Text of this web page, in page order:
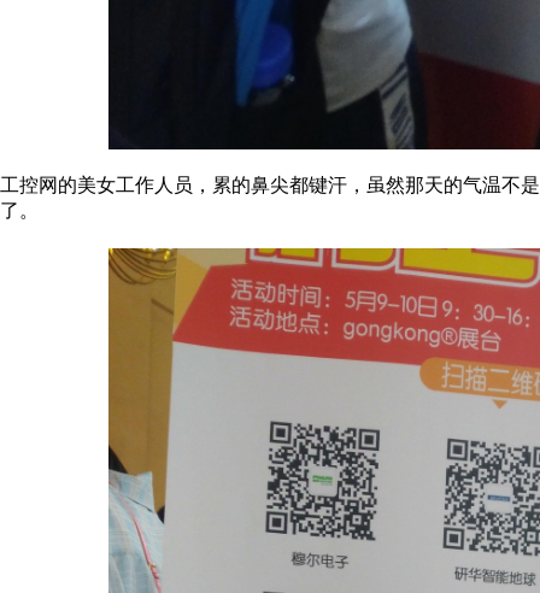
工控网的美女工作人员，累的鼻尖都键汗，虽然那天的气温不
了。